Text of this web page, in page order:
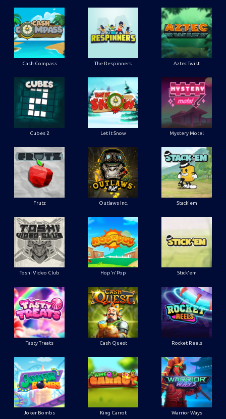
Cash Compass The Respinners Aztec Twist
Cubes 2 Let It Snow Mystery Motel
Frutz Outlaws Inc. Stack'em
Toshi Video Club Hop'n'Pop Stick'em
Tasty Treats Cash Quest Rocket Reels
Joker Bombs King Carrot Warrior Ways